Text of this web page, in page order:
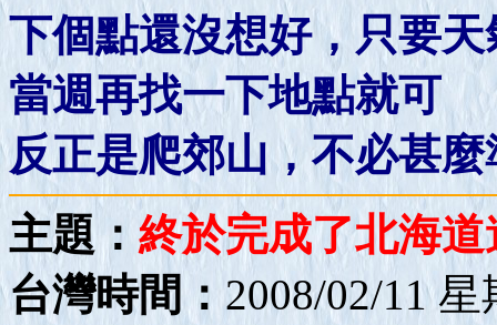
下個點還沒想好，只要天
當週再找一下地點就可
反正是爬郊山，不必甚麼
主題： 終於完成了北海道
台灣時間： 2008/02/11